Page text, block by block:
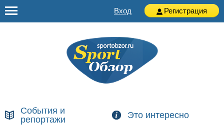
Вход Регистрация
События и
репортажи
Это интересно